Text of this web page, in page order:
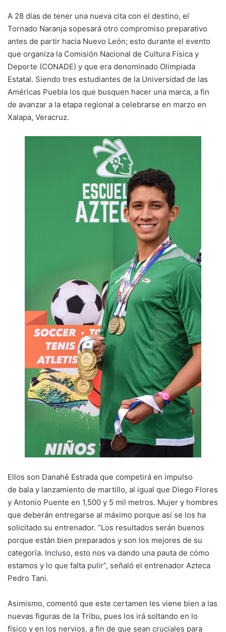
A 28 días de tener una nueva cita con el destino, el
Tornado Naranja sopesará otro compromiso preparativo
antes de partir hacia Nuevo León; esto durante el evento
que organiza la Comisión Nacional de Cultura Física y
Deporte (CONADE) y que era denominado Olimpiada
Estatal. Siendo tres estudiantes de la Universidad de las
Américas Puebla los que busquen hacer una marca, a fin
de avanzar a la etapa regional a celebrarse en marzo en
Xalapa, Veracruz.
Ellos son Danahé Estrada que competirá en impulso
de bala y lanzamiento de martillo, al igual que Diego Flores
y Antonio Puente en 1,500 y 5 mil metros. Mujer y hombres
que deberán entregarse al máximo porque así se los ha
solicitado su entrenador. “Los resultados serán buenos
porque están bien preparados y son los mejores de su
categoría. Incluso, esto nos va dando una pauta de cómo
estamos y lo que falta pulir”, señaló el entrenador Azteca
Pedro Tani.
Asimismo, comentó que este certamen les viene bien a las
nuevas figuras de la Tribu, pues los irá soltando en lo
físico y en los nervios, a fin de que sean cruciales para